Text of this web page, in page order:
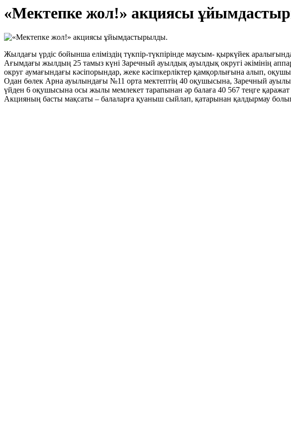
«Мектепке жол!» акциясы
Жылдағы үрдіс бойынша еліміздің түкпір-түкпірінде маусым- қыркүйек
Ағымдағы жылдың 25 тамыз күні Заречный ауылдық ауылдық округі әкімінің
округ аумағындағы кәсіпорындар, жеке кәсіпкерліктер қамқорлығына алып,
Одан бөлек Арна ауылындағы №11 орта мектептің 40 оқушысына, Заречный
үйден 6 оқушысына осы жылы мемлекет тарапынан әр балаға 40 567 теңге қаражат
Акцияның басты мақсаты – балаларға қуаныш сыйлап, қатарынан қалдырмау